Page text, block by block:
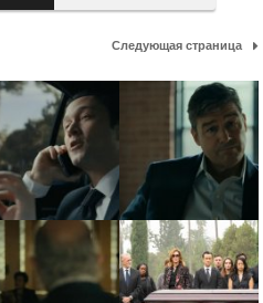
Следующая страница